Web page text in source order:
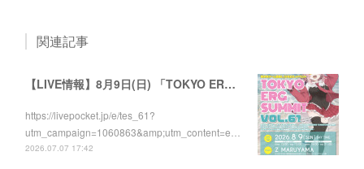
関連記事
【LIVE情報】8月9日(日) 「TOKYO ERG SUMMIT VOL.61」に出演します！
https://livepocket.jp/e/tes_61?
utm_campaign=1060863&amp;utm_content=e…
2026.07.07 17:42